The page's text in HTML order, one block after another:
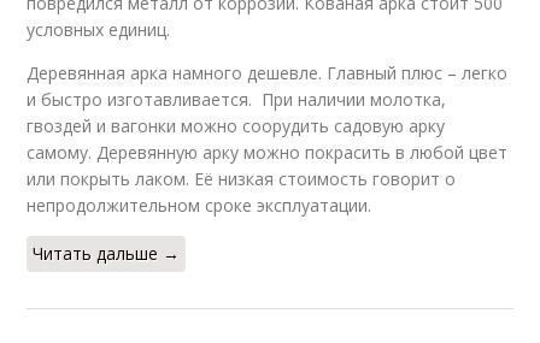
условных единиц.
Деревянная арка намного дешевле. Главный плюс – легко
и быстро изготавливается. При наличии молотка,
гвоздей и вагонки можно соорудить садовую арку
самому. Деревянную арку можно покрасить в любой цвет
или покрыть лаком. Её низкая стоимость говорит о
непродолжительном сроке эксплуатации.
Читать дальше →